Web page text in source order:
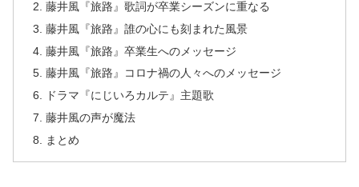
藤井風『旅路』歌詞が卒業シーズンに重なる
藤井風『旅路』誰の心にも刻まれた風景
藤井風『旅路』卒業生へのメッセージ
藤井風『旅路』コロナ禍の人々へのメッセージ
ドラマ『にじいろカルテ』主題歌
藤井風の声が魔法
まとめ